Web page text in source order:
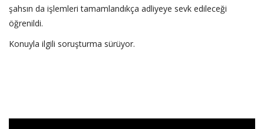
şahsın da işlemleri tamamlandıkça adliyeye sevk edileceği
öğrenildi.
‎Konuyla ilgili soruşturma sürüyor.